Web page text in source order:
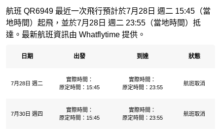
航班 QR6949 最近一次飛行預計於7月28日 週二 15:45（當
地時間）起飛，並於7月28日 週二 23:55（當地時間）抵
達。最新航班資訊由 Whatflytime 提供。
日期 出發 到達 狀態
7月28日 週二
實際時間：
原定時間：15:45
實際時間：
原定時間：23:55
航班取消
7月30日 週四
實際時間：
原定時間：15:45
實際時間：
原定時間：23:55
航班取消